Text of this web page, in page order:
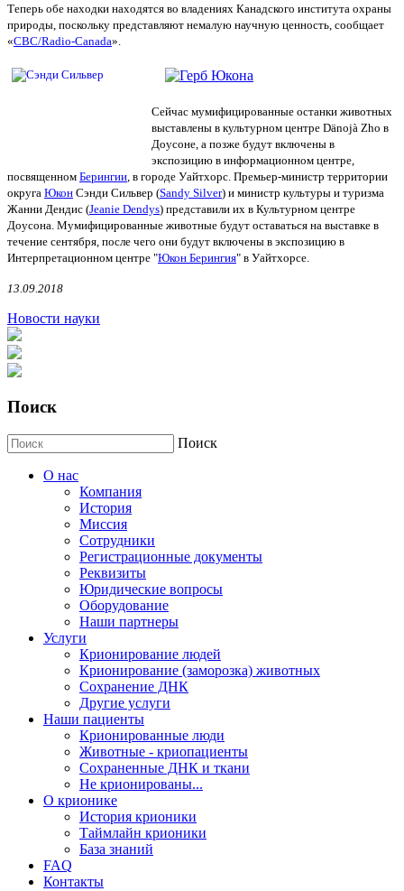
Теперь обе находки находятся во владениях Канадского института охраны
природы, поскольку представляют немалую научную ценность, сообщает
«CBC/Radio-Canada».
Сейчас мумифицированные останки животных
выставлены в культурном центре Dänojà Zho в
Доусоне, а позже будут включены в
экспозицию в информационном центре,
посвященном Берингии , в городе Уайтхорс. Премьер-министр территории
округа Юкон Сэнди Сильвер (Sandy Silver) и министр культуры и туризма
Жанни Дендис (Jeanie Dendys) представили их в Культурном центре
Доусона. Мумифицированные животные будут оставаться на выставке в
течение сентября, после чего они будут включены в экспозицию в
Интерпретационном центре "Юкон Берингия" в Уайтхорсе.
13.09.2018
Новости науки
Поиск
Поиск
О нас
Компания
История
Миссия
Сотрудники
Регистрационные документы
Реквизиты
Юридические вопросы
Оборудование
Наши партнеры
Услуги
Крионирование людей
Крионирование (заморозка) животных
Сохранение ДНК
Другие услуги
Наши пациенты
Крионированные люди
Животные - криопациенты
Сохраненные ДНК и ткани
Не крионированы...
О крионике
История крионики
Таймлайн крионики
База знаний
FAQ
Контакты